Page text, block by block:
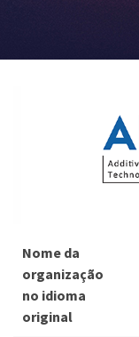
Nome da
organização
no idioma
original